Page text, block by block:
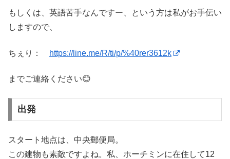
もしくは、英語苦手なんですー、という方は私がお手伝い
しますので、
ちぇり： https://line.me/R/ti/p/%40rer3612k
までご連絡ください😊
出発
スタート地点は、中央郵便局。
この建物も素敵ですよね。私、ホーチミンに在住して12